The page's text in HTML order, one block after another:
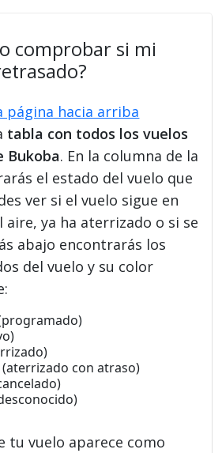
comprobar si mi
página hacia arriba
tabla con todos los vuelos
Bukoba. En la columna de la
el estado del vuelo que
ver si el vuelo sigue en
ya ha aterrizado o si se
abajo encontrarás los
del vuelo y su color
con atraso)
tu vuelo aparece como